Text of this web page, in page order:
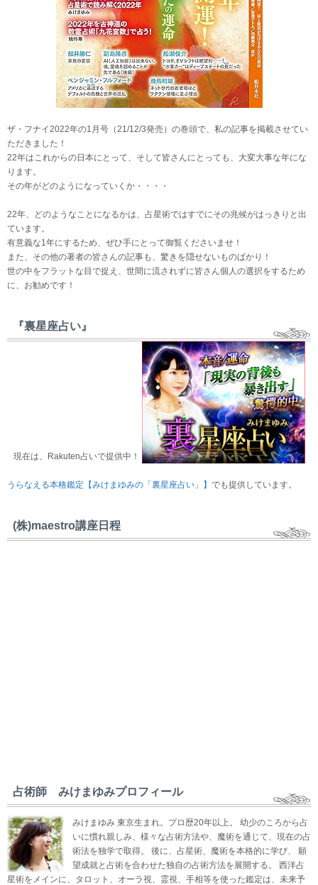
ザ・フナイ2022年の1月号（21/12/3発売）の巻頭で、私の記事を掲載させてい
ただきました！
22年はこれからの日本にとって、そして皆さんにとっても、大変大事な年にな
ります。
その年がどのようになっていくか・・・・
22年、どのようなことになるかは、占星術ではすでにその兆候がはっきりと出
ています。
有意義な1年にするため、ぜひ手にとって御覧くださいませ！
また、その他の著者の皆さんの記事も、驚きを隠せないものばかり！
世の中をフラットな目で捉え、世間に流されずに皆さん個人の選択をするため
に、お勧めです！
『裏星座占い』
現在は、Rakuten占いで提供中！
うらなえる本格鑑定【みけまゆみの「裏星座占い」】 でも提供しています。
(株)maestro講座日程
占術師 みけまゆみプロフィール
みけまゆみ 東京生まれ。プロ歴20年以上。 幼少のころから占
いに慣れ親しみ、様々な占術方法や、魔術を通じて、現在の占
術法を独学で取得。 後に、占星術、魔術を本格的に学び、 願
望成就と占術を合わせた独自の占術方法を展開する。 西洋占
星術をメインに、タロット、オーラ視、霊視、手相等を使った鑑定は、未来予